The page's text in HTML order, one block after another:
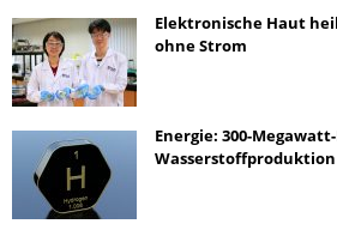
Elektronische Haut
ohne Strom
Energie: 300-